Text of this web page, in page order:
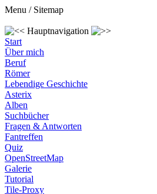
Menu / Sitemap
Hauptnavigation
Start
Über mich
Beruf
Römer
Lebendige Geschichte
Asterix
Alben
Suchbücher
Fragen & Antworten
Fantreffen
Quiz
OpenStreetMap
Galerie
Tutorial
Tile-Proxy